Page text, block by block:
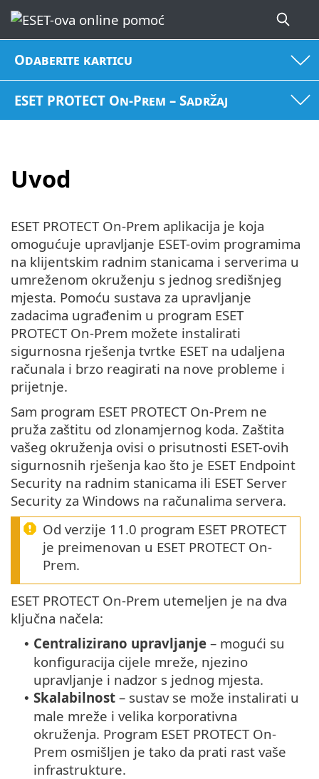
Odaberite karticu
ESET PROTECT On-Prem – Sadržaj
Uvod
ESET PROTECT On-Prem aplikacija je koja
omogućuje upravljanje ESET-ovim programima
na klijentskim radnim stanicama i serverima u
umreženom okruženju s jednog središnjeg
mjesta. Pomoću sustava za upravljanje
zadacima ugrađenim u program ESET
PROTECT On-Prem možete instalirati
sigurnosna rješenja tvrtke ESET na udaljena
računala i brzo reagirati na nove probleme i
prijetnje.
Sam program ESET PROTECT On-Prem ne
pruža zaštitu od zlonamjernog koda. Zaštita
vašeg okruženja ovisi o prisutnosti ESET-ovih
sigurnosnih rješenja kao što je ESET Endpoint
Security na radnim stanicama ili ESET Server
Security za Windows na računalima servera.
Od verzije 11.0 program ESET PROTECT
je preimenovan u ESET PROTECT On-
Prem.
ESET PROTECT On-Prem utemeljen je na dva
ključna načela:
• Centralizirano upravljanje – mogući su
konfiguracija cijele mreže, njezino
upravljanje i nadzor s jednog mjesta.
• Skalabilnost – sustav se može instalirati u
male mreže i velika korporativna
okruženja. Program ESET PROTECT On-
Prem osmišljen je tako da prati rast vaše
infrastrukture.